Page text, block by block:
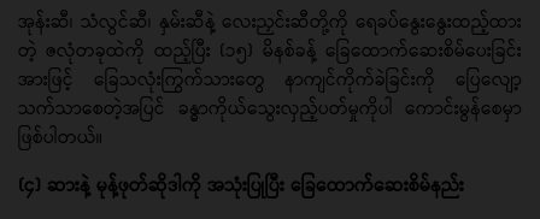
အုန်းဆီ၊ သံလွင်ဆီ၊ နှမ်းဆီနဲ့ လေးညှင်းဆီတို့ကို ရေခပ်နွေးနွေးထည့်ထား
တဲ့ ဇလုံတခုထဲကို ထည့်ပြီး (၁၅) မိနစ်ခန့် ခြေထောက်ဆေးစိမ်ပေးခြင်း
အားဖြင့် ခြေသလုံးကြွက်သားတွေ နာကျင်ကိုက်ခဲခြင်းကို ပြေလျော့
သက်သာစေတဲ့အပြင် ခန္ဓာကိုယ်သွေးလှည့်ပတ်မှုကိုပါ ကောင်းမွန်စေမှာ
ဖြစ်ပါတယ်။
(၄) ဆားနဲ့ မုန့်ဖုတ်ဆိုဒါကို အသုံးပြုပြီး ခြေထောက်ဆေးစိမ်နည်း